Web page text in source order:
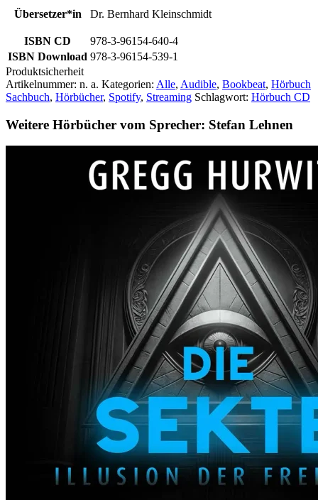
Übersetzer*in Dr. Bernhard Kleinschmidt
ISBN CD
978-3-96154-640-4
ISBN Download 978-3-96154-539-1
Produktsicherheit
Artikelnummer: n. a. Kategorien: Alle, Audible, Bookbeat, Hörbuch
Sachbuch, Hörbücher, Spotify, Streaming Schlagwort: Hörbuch CD
Weitere Hörbücher vom Sprecher: Stefan Lehnen